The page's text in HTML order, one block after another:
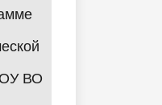
ВО